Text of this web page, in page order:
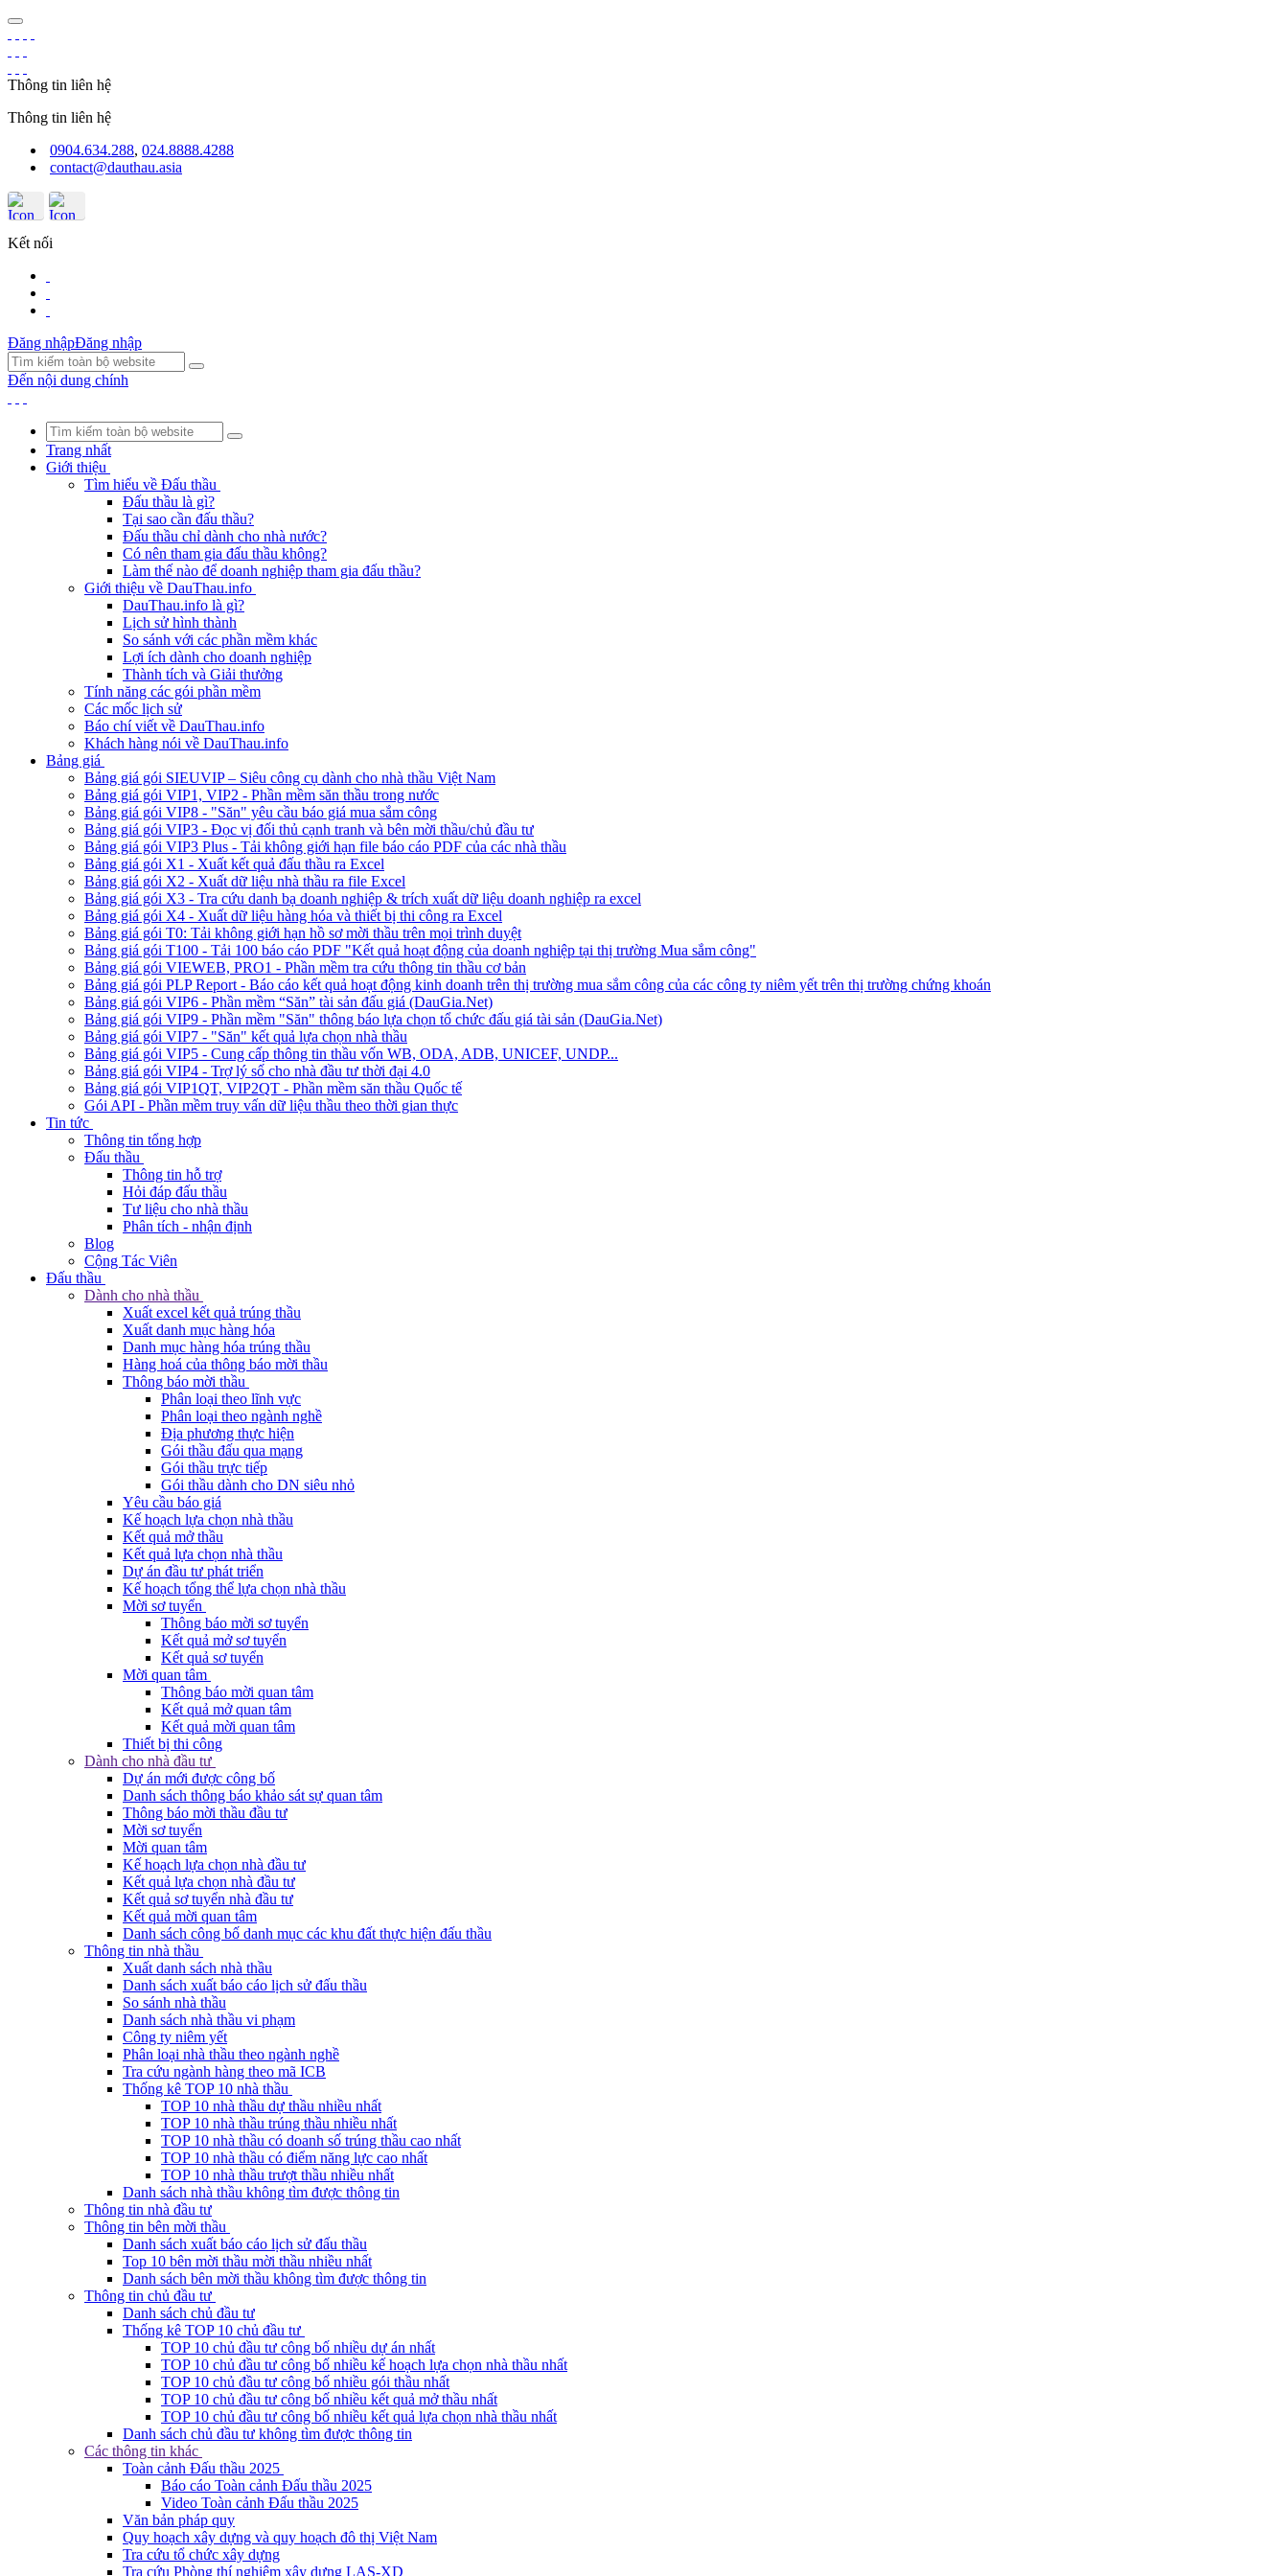
Thông tin liên hệ
Thông tin liên hệ
0904.634.288, 024.8888.4288
contact@dauthau.asia
Kết nối
Đăng nhậpĐăng nhập
Đến nội dung chính
Trang nhất
Giới thiệu
Tìm hiểu về Đấu thầu
Đấu thầu là gì?
Tại sao cần đấu thầu?
Đấu thầu chỉ dành cho nhà nước?
Có nên tham gia đấu thầu không?
Làm thế nào để doanh nghiệp tham gia đấu thầu?
Giới thiệu về DauThau.info
DauThau.info là gì?
Lịch sử hình thành
So sánh với các phần mềm khác
Lợi ích dành cho doanh nghiệp
Thành tích và Giải thưởng
Tính năng các gói phần mềm
Các mốc lịch sử
Báo chí viết về DauThau.info
Khách hàng nói về DauThau.info
Bảng giá
Bảng giá gói SIEUVIP – Siêu công cụ dành cho nhà thầu Việt Nam
Bảng giá gói VIP1, VIP2 - Phần mềm săn thầu trong nước
Bảng giá gói VIP8 - "Săn" yêu cầu báo giá mua sắm công
Bảng giá gói VIP3 - Đọc vị đối thủ cạnh tranh và bên mời thầu/chủ đầu tư
Bảng giá gói VIP3 Plus - Tải không giới hạn file báo cáo PDF của các nhà thầu
Bảng giá gói X1 - Xuất kết quả đấu thầu ra Excel
Bảng giá gói X2 - Xuất dữ liệu nhà thầu ra file Excel
Bảng giá gói X3 - Tra cứu danh bạ doanh nghiệp & trích xuất dữ liệu doanh nghiệp ra excel
Bảng giá gói X4 - Xuất dữ liệu hàng hóa và thiết bị thi công ra Excel
Bảng giá gói T0: Tải không giới hạn hồ sơ mời thầu trên mọi trình duyệt
Bảng giá gói T100 - Tải 100 báo cáo PDF "Kết quả hoạt động của doanh nghiệp tại thị trường Mua sắm công"
Bảng giá gói VIEWEB, PRO1 - Phần mềm tra cứu thông tin thầu cơ bản
Bảng giá gói PLP Report - Báo cáo kết quả hoạt động kinh doanh trên thị trường mua sắm công của các công ty niêm yết trên thị trường chứng khoán
Bảng giá gói VIP6 - Phần mềm “Săn” tài sản đấu giá (DauGia.Net)
Bảng giá gói VIP9 - Phần mềm "Săn" thông báo lựa chọn tổ chức đấu giá tài sản (DauGia.Net)
Bảng giá gói VIP7 - "Săn" kết quả lựa chọn nhà thầu
Bảng giá gói VIP5 - Cung cấp thông tin thầu vốn WB, ODA, ADB, UNICEF, UNDP...
Bảng giá gói VIP4 - Trợ lý số cho nhà đầu tư thời đại 4.0
Bảng giá gói VIP1QT, VIP2QT - Phần mềm săn thầu Quốc tế
Gói API - Phần mềm truy vấn dữ liệu thầu theo thời gian thực
Tin tức
Thông tin tổng hợp
Đấu thầu
Thông tin hỗ trợ
Hỏi đáp đấu thầu
Tư liệu cho nhà thầu
Phân tích - nhận định
Blog
Cộng Tác Viên
Đấu thầu
Dành cho nhà thầu
Xuất excel kết quả trúng thầu
Xuất danh mục hàng hóa
Danh mục hàng hóa trúng thầu
Hàng hoá của thông báo mời thầu
Thông báo mời thầu
Phân loại theo lĩnh vực
Phân loại theo ngành nghề
Địa phương thực hiện
Gói thầu đấu qua mạng
Gói thầu trực tiếp
Gói thầu dành cho DN siêu nhỏ
Yêu cầu báo giá
Kế hoạch lựa chọn nhà thầu
Kết quả mở thầu
Kết quả lựa chọn nhà thầu
Dự án đầu tư phát triển
Kế hoạch tổng thể lựa chọn nhà thầu
Mời sơ tuyển
Thông báo mời sơ tuyển
Kết quả mở sơ tuyển
Kết quả sơ tuyển
Mời quan tâm
Thông báo mời quan tâm
Kết quả mở quan tâm
Kết quả mời quan tâm
Thiết bị thi công
Dành cho nhà đầu tư
Dự án mới được công bố
Danh sách thông báo khảo sát sự quan tâm
Thông báo mời thầu đầu tư
Mời sơ tuyển
Mời quan tâm
Kế hoạch lựa chọn nhà đầu tư
Kết quả lựa chọn nhà đầu tư
Kết quả sơ tuyển nhà đầu tư
Kết quả mời quan tâm
Danh sách công bố danh mục các khu đất thực hiện đấu thầu
Thông tin nhà thầu
Xuất danh sách nhà thầu
Danh sách xuất báo cáo lịch sử đấu thầu
So sánh nhà thầu
Danh sách nhà thầu vi phạm
Công ty niêm yết
Phân loại nhà thầu theo ngành nghề
Tra cứu ngành hàng theo mã ICB
Thống kê TOP 10 nhà thầu
TOP 10 nhà thầu dự thầu nhiều nhất
TOP 10 nhà thầu trúng thầu nhiều nhất
TOP 10 nhà thầu có doanh số trúng thầu cao nhất
TOP 10 nhà thầu có điểm năng lực cao nhất
TOP 10 nhà thầu trượt thầu nhiều nhất
Danh sách nhà thầu không tìm được thông tin
Thông tin nhà đầu tư
Thông tin bên mời thầu
Danh sách xuất báo cáo lịch sử đấu thầu
Top 10 bên mời thầu mời thầu nhiều nhất
Danh sách bên mời thầu không tìm được thông tin
Thông tin chủ đầu tư
Danh sách chủ đầu tư
Thống kê TOP 10 chủ đầu tư
TOP 10 chủ đầu tư công bố nhiều dự án nhất
TOP 10 chủ đầu tư công bố nhiều kế hoạch lựa chọn nhà thầu nhất
TOP 10 chủ đầu tư công bố nhiều gói thầu nhất
TOP 10 chủ đầu tư công bố nhiều kết quả mở thầu nhất
TOP 10 chủ đầu tư công bố nhiều kết quả lựa chọn nhà thầu nhất
Danh sách chủ đầu tư không tìm được thông tin
Các thông tin khác
Toàn cảnh Đấu thầu 2025
Báo cáo Toàn cảnh Đấu thầu 2025
Video Toàn cảnh Đấu thầu 2025
Văn bản pháp quy
Quy hoạch xây dựng và quy hoạch đô thị Việt Nam
Tra cứu tổ chức xây dựng
Tra cứu Phòng thí nghiệm xây dựng LAS-XD